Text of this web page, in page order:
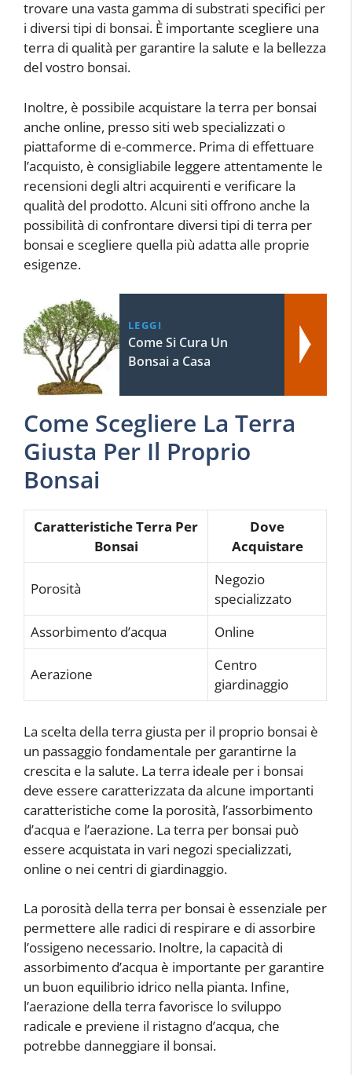
trovare una vasta gamma di substrati specifici per
i diversi tipi di bonsai. È importante scegliere una
terra di qualità per garantire la salute e la bellezza
del vostro bonsai.
Inoltre, è possibile acquistare la terra per bonsai
anche online, presso siti web specializzati o
piattaforme di e-commerce. Prima di effettuare
l’acquisto, è consigliabile leggere attentamente le
recensioni degli altri acquirenti e verificare la
qualità del prodotto. Alcuni siti offrono anche la
possibilità di confrontare diversi tipi di terra per
bonsai e scegliere quella più adatta alle proprie
esigenze.
LEGGI
Come Si Cura Un
Bonsai a Casa
Come Scegliere La Terra
Giusta Per Il Proprio
Bonsai
Caratteristiche Terra Per
Bonsai
Dove
Acquistare
Porosità
Negozio
specializzato
Assorbimento d’acqua
Online
Aerazione
Centro
giardinaggio
La scelta della terra giusta per il proprio bonsai è
un passaggio fondamentale per garantirne la
crescita e la salute. La terra ideale per i bonsai
deve essere caratterizzata da alcune importanti
caratteristiche come la porosità, l’assorbimento
d’acqua e l’aerazione. La terra per bonsai può
essere acquistata in vari negozi specializzati,
online o nei centri di giardinaggio.
La porosità della terra per bonsai è essenziale per
permettere alle radici di respirare e di assorbire
l’ossigeno necessario. Inoltre, la capacità di
assorbimento d’acqua è importante per garantire
un buon equilibrio idrico nella pianta. Infine,
l’aerazione della terra favorisce lo sviluppo
radicale e previene il ristagno d’acqua, che
potrebbe danneggiare il bonsai.